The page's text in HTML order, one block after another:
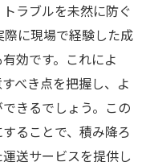
ラブルを未然に防ぐ
に現場で経験した成
効です。これによ
べき点を把握し、よ
きるでしょう。この
ることで、積み降ろ
送サービスを提供し